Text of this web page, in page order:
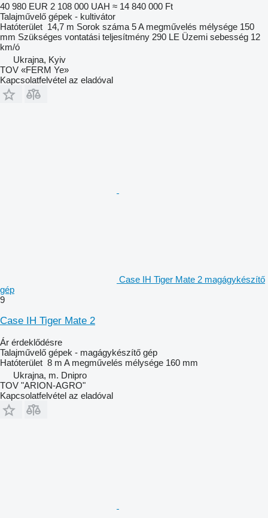
40 980 EUR 2 108 000 UAH ≈ 14 840 000 Ft
Talajművelő gépek - kultivátor
Hatóterület 14,7 m Sorok száma 5A megművelés mélysége 150
mm Szükséges vontatási teljesítmény 290 LE Üzemi sebesség 12
km/ó
Ukrajna, Kyiv
TOV «FERM Ye»
Kapcsolatfelvétel az eladóval
Case IH Tiger Mate 2 magágykészítő
gép
9
Case IH Tiger Mate 2
Ár érdeklődésre
Talajművelő gépek - magágykészítő gép
Hatóterület 8 m A megművelés mélysége 160 mm
Ukrajna, m. Dnipro
TOV "ARION-AGRO"
Kapcsolatfelvétel az eladóval